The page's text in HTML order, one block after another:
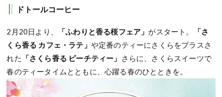
ドトールコーヒー
2月20日より、 「ふわりと香る桜フェア」 がスタート。
「さ
くら香る カフェ・ラテ」 や定番のティーにさくらをプラスさ
れた
「さくら香る ピーチティー」
さらに、さくらスイーツで
春のティータイムとともに、心躍る春のひとときを。